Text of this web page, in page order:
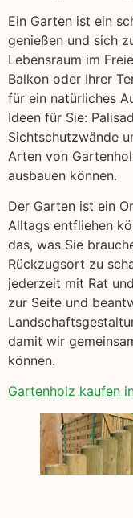
Ein Garten ist ein
genießen und sich
Lebensraum im
Balkon oder Ihrer
für ein natürliches
Ideen für Sie:
Sichtschutzwände
Arten von
ausbauen können.
Der Garten ist ein
Alltags entfliehen
das, was Sie
Rückzugsort zu
jederzeit mit Rat
zur Seite und
damit wir
können.
Gartenholz kaufen